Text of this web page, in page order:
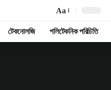
Resizer
Aa
টেকনোলজি পলিটেকনিক পরিচিতি